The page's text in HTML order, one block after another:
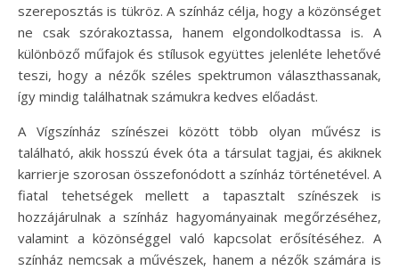
szereposztás is tükröz. A színház célja, hogy a közönséget
ne csak szórakoztassa, hanem elgondolkodtassa is. A
különböző műfajok és stílusok együttes jelenléte lehetővé
teszi, hogy a nézők széles spektrumon választhassanak,
így mindig találhatnak számukra kedves előadást.
A Vígszínház színészei között több olyan művész is
található, akik hosszú évek óta a társulat tagjai, és akiknek
karrierje szorosan összefonódott a színház történetével. A
fiatal tehetségek mellett a tapasztalt színészek is
hozzájárulnak a színház hagyományainak megőrzéséhez,
valamint a közönséggel való kapcsolat erősítéséhez. A
színház nemcsak a művészek, hanem a nézők számára is